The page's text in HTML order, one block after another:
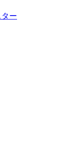
ー